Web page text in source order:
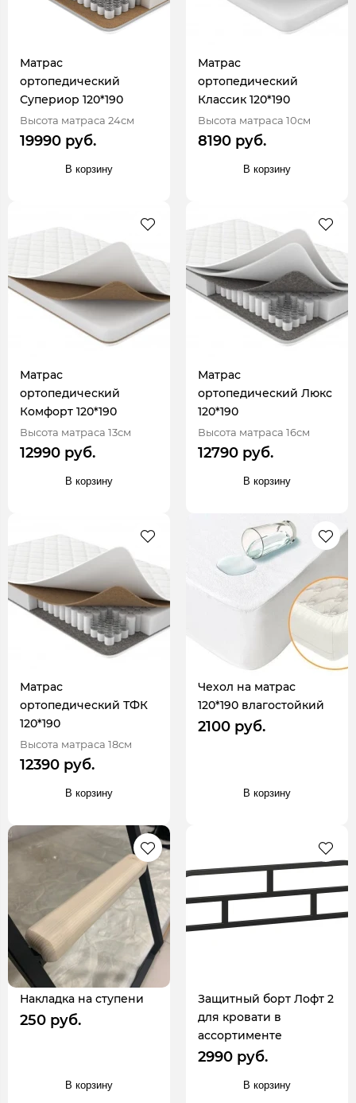
Матрас
ортопедический
Супериор 120*190
Высота матраса 24см
19990 руб.
В корзину
Матрас
ортопедический
Классик 120*190
Высота матраса 10см
8190 руб.
В корзину
Матрас
ортопедический
Комфорт 120*190
Высота матраса 13см
12990 руб.
В корзину
Матрас
ортопедический Люкс
120*190
Высота матраса 16см
12790 руб.
В корзину
Матрас
ортопедический ТФК
120*190
Высота матраса 18см
12390 руб.
В корзину
Чехол на матрас
120*190 влагостойкий
2100 руб.
В корзину
Накладка на ступени
250 руб.
В корзину
Защитный борт Лофт 2
для кровати в
ассортименте
2990 руб.
В корзину